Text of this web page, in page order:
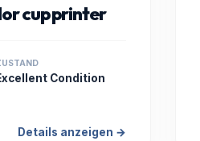
cup printer
Condition
Details anzeigen →